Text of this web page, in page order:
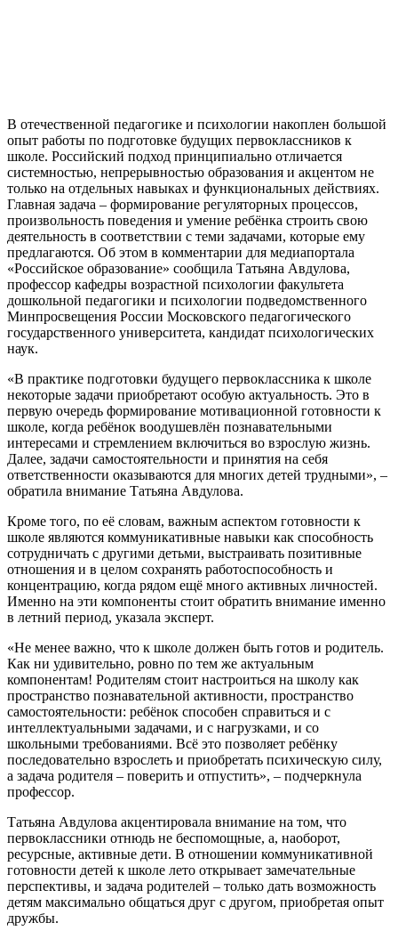
В отечественной педагогике и психологии накоплен большой
опыт работы по подготовке будущих первоклассников к
школе. Российский подход принципиально отличается
системностью, непрерывностью образования и акцентом не
только на отдельных навыках и функциональных действиях.
Главная задача – формирование регуляторных процессов,
произвольность поведения и умение ребёнка строить свою
деятельность в соответствии с теми задачами, которые ему
предлагаются. Об этом в комментарии для медиапортала
«Российское образование» сообщила Татьяна Авдулова,
профессор кафедры возрастной психологии факультета
дошкольной педагогики и психологии подведомственного
Минпросвещения России Московского педагогического
государственного университета, кандидат психологических
наук.
«В практике подготовки будущего первоклассника к школе
некоторые задачи приобретают особую актуальность. Это в
первую очередь формирование мотивационной готовности к
школе, когда ребёнок воодушевлён познавательными
интересами и стремлением включиться во взрослую жизнь.
Далее, задачи самостоятельности и принятия на себя
ответственности оказываются для многих детей трудными», –
обратила внимание Татьяна Авдулова.
Кроме того, по её словам, важным аспектом готовности к
школе являются коммуникативные навыки как способность
сотрудничать с другими детьми, выстраивать позитивные
отношения и в целом сохранять работоспособность и
концентрацию, когда рядом ещё много активных личностей.
Именно на эти компоненты стоит обратить внимание именно
в летний период, указала эксперт.
«Не менее важно, что к школе должен быть готов и родитель.
Как ни удивительно, ровно по тем же актуальным
компонентам! Родителям стоит настроиться на школу как
пространство познавательной активности, пространство
самостоятельности: ребёнок способен справиться и с
интеллектуальными задачами, и с нагрузками, и со
школьными требованиями. Всё это позволяет ребёнку
последовательно взрослеть и приобретать психическую силу,
а задача родителя – поверить и отпустить», – подчеркнула
профессор.
Татьяна Авдулова акцентировала внимание на том, что
первоклассники отнюдь не беспомощные, а, наоборот,
ресурсные, активные дети. В отношении коммуникативной
готовности детей к школе лето открывает замечательные
перспективы, и задача родителей – только дать возможность
детям максимально общаться друг с другом, приобретая опыт
дружбы.